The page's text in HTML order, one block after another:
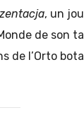
, un
de son
de l’Orto